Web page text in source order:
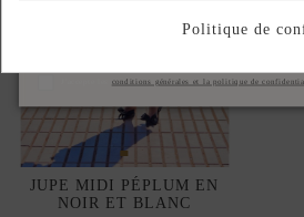
JUPE MIDI PÉPLUM EN
NOIR ET BLANC
conditions générales et la politique de
Politique de